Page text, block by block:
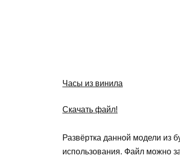
Часы из винила
Скачать файл!
Развёртка данной модели из
использования. Файл можно